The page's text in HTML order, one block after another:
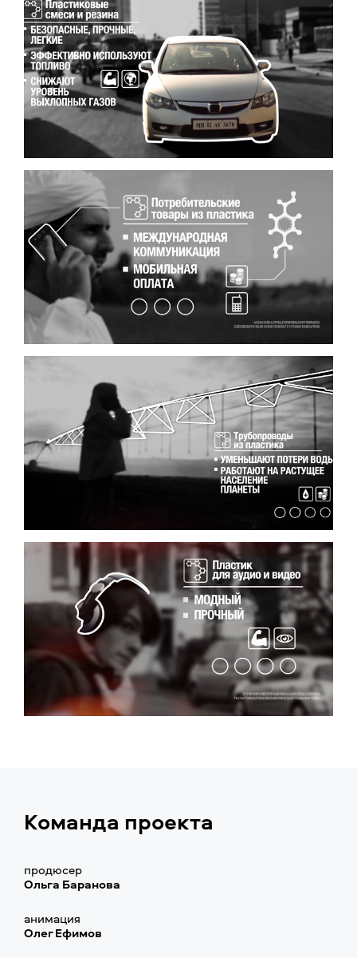
Команда проекта
продюсер
Ольга Баранова
анимация
Олег Ефимов